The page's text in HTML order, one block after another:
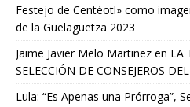
Festejo de Centéotl» como
de la Guelaguetza 2023
Jaime Javier Melo Martinez en LA
SELECCIÓN DE CONSEJEROS
Lula: “Es Apenas una Prórroga”,